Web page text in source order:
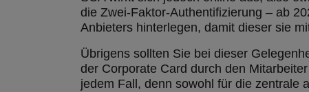
die Zwei-Faktor-Authentifizierung – ab
Anbieters hinterlegen, damit dieser sie
Übrigens sollten Sie bei dieser
der Corporate Card durch den
jedem Fall, denn sowohl für die zentrale